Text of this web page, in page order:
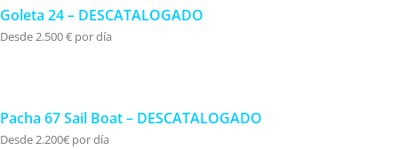
Goleta 24 – DESCATALOGADO
Desde 2.500 € por día
Pacha 67 Sail Boat – DESCATALOGADO
Desde 2.200€ por día